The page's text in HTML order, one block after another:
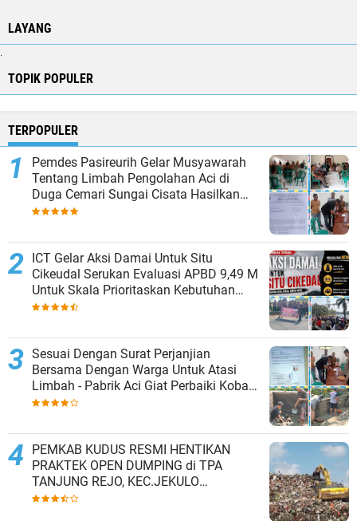
LAYANG
TOPIK POPULER
TERPOPULER
Pemdes Pasireurih Gelar Musyawarah
Tentang Limbah Pengolahan Aci di
Duga Cemari Sungai Cisata Hasilkan
Kesepakatan Tutup Sementara
ICT Gelar Aksi Damai Untuk Situ
Cikeudal Serukan Evaluasi APBD 9,49 M
Untuk Skala Prioritaskan Kebutuhan
Dasar Masyarakat Belum Saat nya
Sesuai Dengan Surat Perjanjian
Bersama Dengan Warga Untuk Atasi
Limbah - Pabrik Aci Giat Perbaiki Kobak
Penampungan Air
PEMKAB KUDUS RESMI HENTIKAN
PRAKTEK OPEN DUMPING di TPA
TANJUNG REJO, KEC.JEKULO
KAB.KUDUS,BERLAKUKAN SISTEM